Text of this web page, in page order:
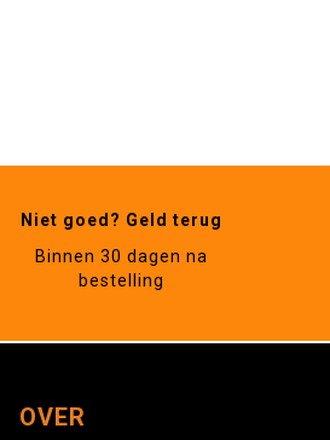
Niet goed? Geld terug
Binnen 30 dagen na
bestelling
OVER